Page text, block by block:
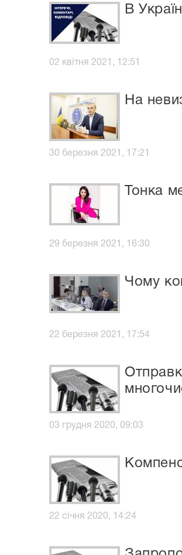
В
02 квітня 2021, 12:51
На
30 березня 2021, 17:21
Тонка
29 березня 2021, 16:30
Чому
22 березня 2021, 17:54
03 грудня 2020, 09:03
22 січня 2020, 14:24